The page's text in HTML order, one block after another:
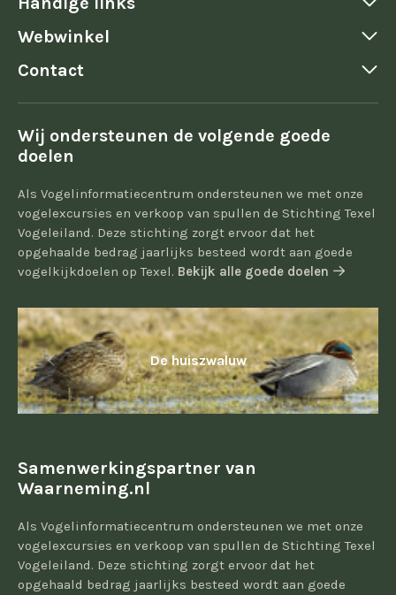
Webwinkel
Contact
Wij ondersteunen de volgende goede
doelen
Als Vogelinformatiecentrum ondersteunen we met onze
vogelexcursies en verkoop van spullen de Stichting Texel
Vogeleiland. Deze stichting zorgt ervoor dat het
opgehaalde bedrag jaarlijks besteed wordt aan goede
vogelkijkdoelen op Texel. Bekijk alle goede doelen
De huiszwaluw
Samenwerkingspartner van
Waarneming.nl
Als Vogelinformatiecentrum ondersteunen we met onze
vogelexcursies en verkoop van spullen de Stichting Texel
Vogeleiland. Deze stichting zorgt ervoor dat het
opgehaald bedrag jaarlijks besteed wordt aan goede